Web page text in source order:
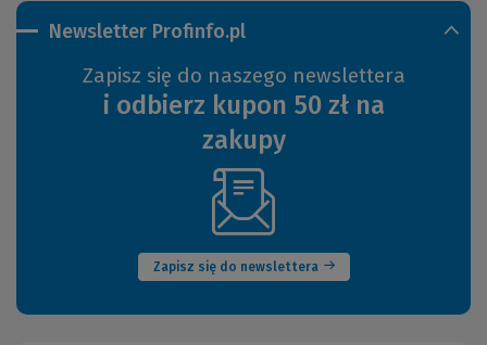
Newsletter Profinfo.pl
Zapisz się do naszego newslettera
i odbierz kupon 50 zł na
zakupy
Zapisz się do newslettera
(Nowe
okno)